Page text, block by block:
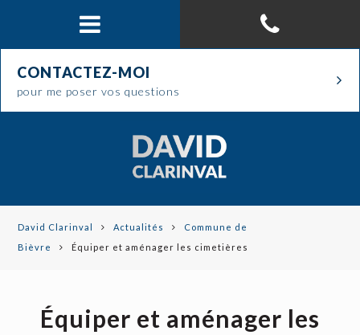
CONTACTEZ-MOI
pour me poser vos questions
David Clarinval Actualités
Commune de
Bièvre
Équiper et aménager les cimetières
Équiper et aménager les